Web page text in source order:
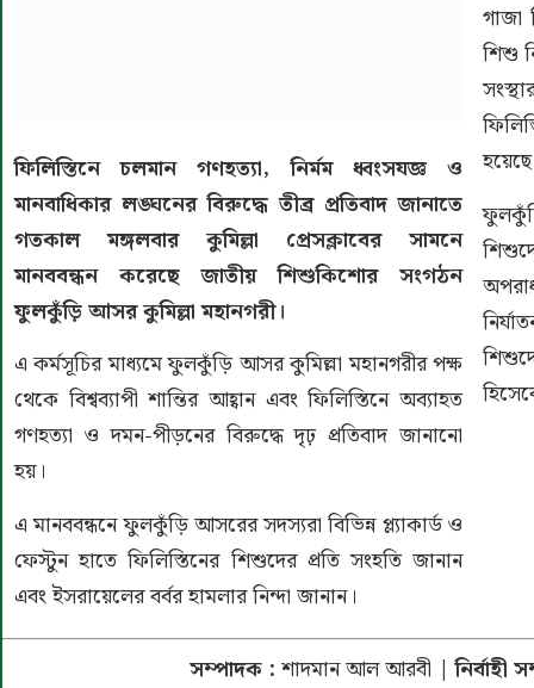
ফিলিস্তিনে চলমান গণহত্যা, নির্মম ধ্বংসযজ্ঞ ও
মানবাধিকার লঙ্ঘনের বিরুদ্ধে তীব্র প্রতিবাদ জানাতে
গতকাল মঙ্গলবার কুমিল্লা প্রেসক্লাবের সামনে
মানববন্ধন করেছে জাতীয় শিশুকিশোর সংগঠন
ফুলকুঁড়ি আসর কুমিল্লা মহানগরী।
এ কর্মসূচির মাধ্যমে ফুলকুঁড়ি আসর কুমিল্লা মহানগরীর পক্ষ
থেকে বিশ্বব্যাপী শান্তির আহ্বান এবং ফিলিস্তিনে অব্যাহত
গণহত্যা ও দমন-পীড়নের বিরুদ্ধে দৃঢ় প্রতিবাদ জানানো
হয়।
এ মানববন্ধনে ফুলকুঁড়ি আসরের সদস্যরা বিভিন্ন প্ল্যাকার্ড ও
ফেস্টুন হাতে ফিলিস্তিনের শিশুদের প্রতি সংহতি জানান
এবং ইসরায়েলের বর্বর হামলার নিন্দা জানান।
শিশু
সম্পাদক : শাদমান আল আরবী | নির্বাহী